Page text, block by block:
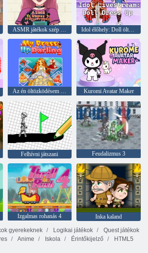
ASMR játékok szép hercegnő Idol élőhely: Doll öltözködjön
Az én öltözködésem drágám Kuromi Avatar Maker
Felhívni játszani Feudalizmus 3
Izgalmas rohanás 4
Inka kaland
gyerekeknek Logikai játékok
Quest játékok
Anime Iskola Érintőkijelző HTML5